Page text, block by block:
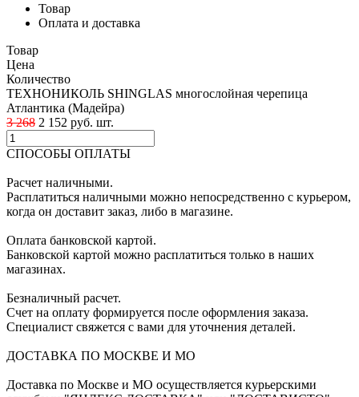
Товар
Оплата и доставка
Товар
Цена
Количество
ТЕХНОНИКОЛЬ SHINGLAS многослойная черепица
Атлантика (Мадейра)
3 268 2 152 pуб. шт.
СПОСОБЫ ОПЛАТЫ
Расчет наличными.
Расплатиться наличными можно непосредственно с курьером,
когда он доставит заказ, либо в магазине.
Оплата банковской картой.
Банковской картой можно расплатиться только в наших
магазинах.
Безналичный расчет.
Счет на оплату формируется после оформления заказа.
Специалист свяжется с вами для уточнения деталей.
ДОСТАВКА ПО МОСКВЕ И МО
Доставка по Москве и МО осуществляется курьерскими